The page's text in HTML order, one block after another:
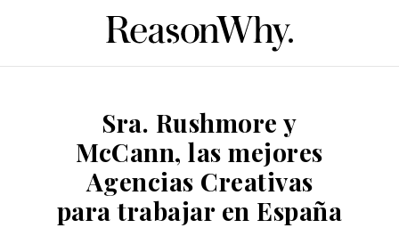
Sra. Rushmore y
McCann, las mejores
Agencias Creativas
para trabajar en España